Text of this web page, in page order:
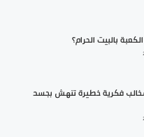
بالبيت الحرام؟
فكرية خطيرة تنهش بجسد